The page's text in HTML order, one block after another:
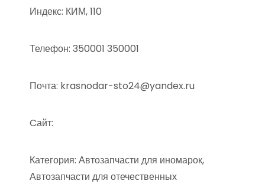
Индекс: КИМ, 110
Телефон: 350001 350001
Почта: krasnodar-sto24@yandex.ru
Cайт:
Категория: Автозапчасти для иномарок,
Автозапчасти для отечественных